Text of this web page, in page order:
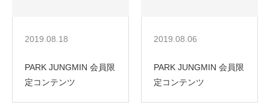
2019.08.18
PARK JUNGMIN 会員限
定コンテンツ
2019.08.06
PARK JUNGMIN 会員限
定コンテンツ